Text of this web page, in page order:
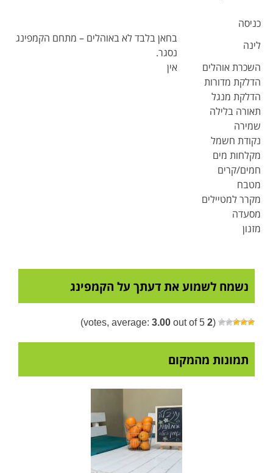
כניסה
לינה
בחאן בלבד לא באוהלים – מתחם הקמפינג
נסגר.
השכרת אוהלים
אין
הדלקת מדורות
הדלקת מנגל
תאורה בלילה
שמירה
נקודת חשמל
מקלחות מים
חמים/קרים
מטבח
מקרר למטיילים
מסעדה
מזנון
נשמח לשמוע את דעתך על הקמפינג
(
2
3.00 out of 5)
תמונות מהמקום